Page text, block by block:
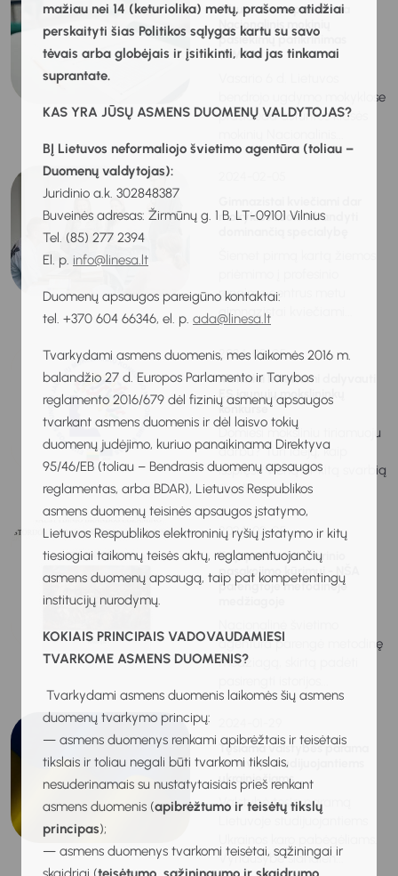
mažiau nei 14 (keturiolika) metų, prašome atidžiai
perskaityti šias Politikos sąlygas kartu su savo
tėvais arba globėjais ir įsitikinti, kad jas tinkamai
suprantate.
KAS YRA JŪSŲ ASMENS DUOMENŲ VALDYTOJAS?
BĮ Lietuvos neformaliojo švietimo agentūra (toliau –
Duomenų valdytojas):
Juridinio a.k. 302848387
Buveinės adresas: Žirmūnų g. 1 B, LT-09101 Vilnius
Tel. (85) 277 2394
El. p. info@linesa.lt
Duomenų apsaugos pareigūno kontaktai:
tel. +370 604 66346, el. p. ada@linesa.lt
Tvarkydami asmens duomenis, mes laikomės 2016 m.
balandžio 27 d. Europos Parlamento ir Tarybos
reglamento 2016/679 dėl fizinių asmenų apsaugos
tvarkant asmens duomenis ir dėl laisvo tokių
duomenų judėjimo, kuriuo panaikinama Direktyva
95/46/EB (toliau – Bendrasis duomenų apsaugos
reglamentas, arba BDAR), Lietuvos Respublikos
asmens duomenų teisinės apsaugos įstatymo,
Lietuvos Respublikos elektroninių ryšių įstatymo ir kitų
tiesiogiai taikomų teisės aktų, reglamentuojančių
asmens duomenų apsaugą, taip pat kompetentingų
institucijų nurodymų.
KOKIAIS PRINCIPAIS VADOVAUDAMIESI
TVARKOME ASMENS DUOMENIS?
Tvarkydami asmens duomenis laikomės šių asmens
duomenų tvarkymo principų:
— asmens duomenys renkami apibrėžtais ir teisėtais
tikslais ir toliau negali būti tvarkomi tikslais,
nesuderinamais su nustatytaisiais prieš renkant
asmens duomenis (apibrėžtumo ir teisėtų tikslų
principas);
— asmens duomenys tvarkomi teisėtai, sąžiningai ir
Aštuntokams prasideda
Nacionalinis mokinių
pasiekimų patikrinimas
(NMPP)
bendrojo ugdymo mokyklose
prasideda aštuntos klasės
mokyklos suole išbandyti
rengimo centrus metu
gimnazistai kviečiami...
2024-02-05
Mokiniai kviečiami dalyvauti
ES jaunųjų mokslininkų
konkurse
Domiesi moksliniu tiriamuoju
darbu? Turi idėjų, kaip
išspręsti vieną ar kitą svarbią
šių dienų...
2024-02-05
Kaip pasiruošti istorinio
pasakojimo kūrimui - NŠA
parengtoje metodinėje
agentūra parengė metodinę
medžiagą, skirtą padėti
Tęsiama valstybės parama
Lietuvoje studijuojantiems
ukrainiečiams
Valstybė tęsia paramą
Vyriausybė šiandien...